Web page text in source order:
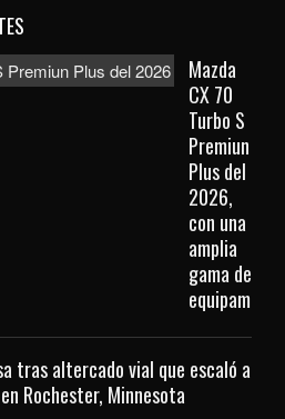
Mazda
CX 70
Turbo S
Premiun
Plus del
2026,
con una
amplia
gama de
tras altercado vial que escaló a
Rochester, Minnesota